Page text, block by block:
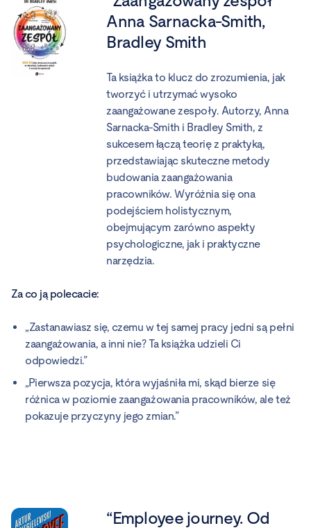
Anna Sarnacka-Smith,
Bradley Smith
Ta książka to klucz do zrozumienia, jak
tworzyć i utrzymać wysoko
zaangażowane zespoły. Autorzy, Anna
Sarnacka-Smith i Bradley Smith, z
sukcesem łączą teorię z praktyką,
przedstawiając skuteczne metody
budowania zaangażowania
pracowników. Wyróżnia się ona
podejściem holistycznym,
obejmującym zarówno aspekty
psychologiczne, jak i praktyczne
narzędzia.
Za co ją polecacie:
„Zastanawiasz się, czemu w tej samej pracy jedni są pełni
zaangażowania, a inni nie? Ta książka udzieli Ci
odpowiedzi.”
„Pierwsza pozycja, która wyjaśniła mi, skąd bierze się
różnica w poziomie zaangażowania pracowników, ale też
pokazuje przyczyny jego zmian.”
“Employee journey. Od